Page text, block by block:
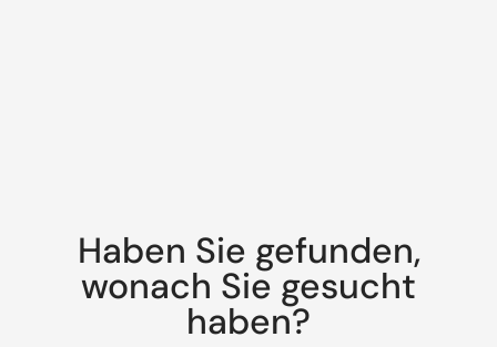
Haben Sie gefunden,
wonach Sie gesucht
haben?